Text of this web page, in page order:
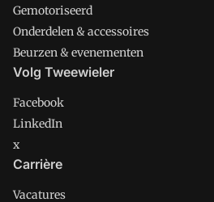
Gemotoriseerd
Onderdelen & accessoires
Beurzen & evenementen
Volg Tweewieler
Facebook
LinkedIn
x
Carrière
Vacatures